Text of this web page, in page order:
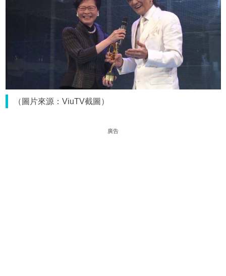
（圖片來源：ViuTV截圖）
廣告